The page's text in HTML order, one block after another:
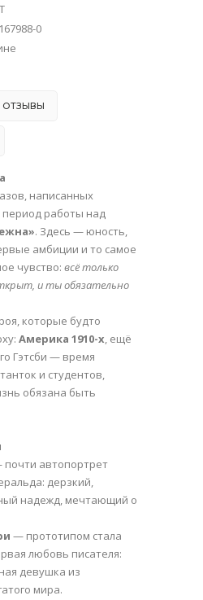
0
ОТЗЫВЫ
написанных
работы над
. Здесь — юность,
амбиции и то самое
чувство: всё только
и ты обязательно
которые будто
Америка 1910-х , ещё
Гэтсби — время
и студентов,
обязана быть
автопортрет
дерзкий,
надежд, мечтающий о
— прототипом стала
любовь писателя:
девушка из
мира.